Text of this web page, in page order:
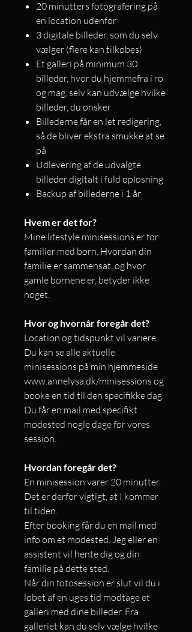
20 minutters fotografering på
en location udenfor
3 digitale billeder, som du selv
vælger (flere kan tilkøbes)
Et galleri på minimum 30
billeder, hvor du hjemmefra i ro
og mag, selv kan udvælge hvilke
billeder, du ønsker
Billederne får en let redigering,
så de bliver ekstra smukke at se
på
Udlevering af de udvalgte
billeder digitalt i fuld opløsning
Backup af billederne i 1 år
Hvem er det for?
Mine lifestyle minisessions er for
familier med børn. Hvordan din
familie er sammensat, og hvor
gamle børnene er, betyder ikke
noget.
Hvor og hvornår foregår det?
Location og tidspunkt vil variere.
Du kan se alle aktuelle
minisessions på min hjemmeside
www.annelysa.dk/minisessions og
booke en tid til den specifikke dag.
Du får en mail med specifikt
mødested nogle dage før vores
session.
Hvordan foregår det?
En minisession varer 20 minutter.
Det er derfor vigtigt, at I kommer
til tiden.
Efter booking får du en mail med
info om et mødested. Jeg eller en
assistent vil hente dig og din
familie på dette sted.
Når din fotosession er slut vil du i
løbet af en uges tid modtage et
galleri med dine billeder. Fra
galleriet kan du selv vælge hvilke